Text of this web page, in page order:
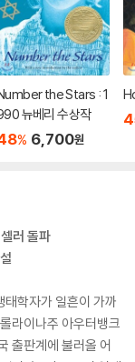
the Stars : 1
뉴베리 수상작
% 6,700원
러 돌파
학자가 일흔이 가까
라이나주 아우터뱅크
출판계에 불러올 어